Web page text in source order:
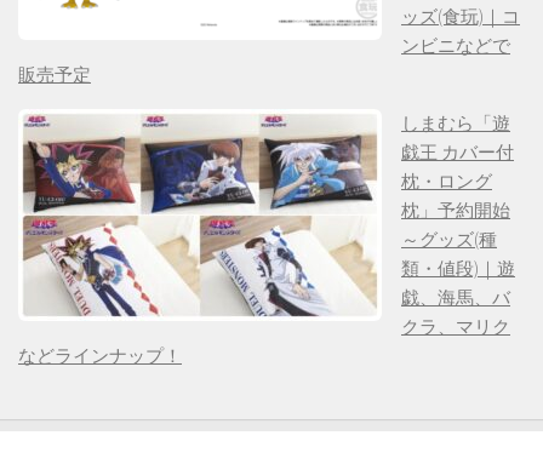
ッズ(食玩)｜コ
ンビニなどで
販売予定
しまむら「遊
戯王 カバー付
枕・ロング
枕」予約開始
～グッズ(種
類・値段)｜遊
戯、海馬、バ
クラ、マリク
などラインナップ！